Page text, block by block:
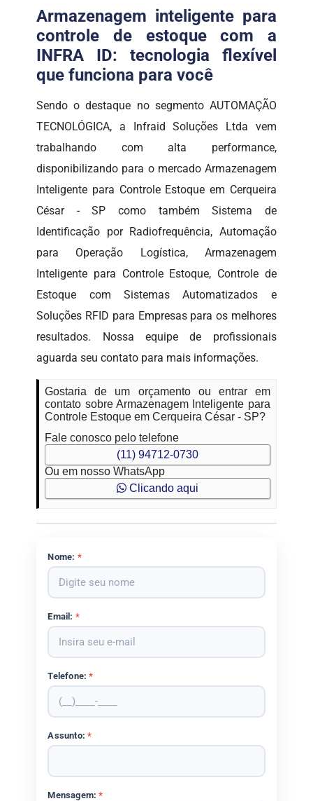
Armazenagem inteligente para
controle de estoque com a
INFRA ID: tecnologia flexível
que funciona para você
Sendo o destaque no segmento AUTOMAÇÃO
TECNOLÓGICA, a Infraid Soluções Ltda vem
trabalhando com alta performance,
disponibilizando para o mercado Armazenagem
Inteligente para Controle Estoque em Cerqueira
César - SP como também Sistema de
Identificação por Radiofrequência, Automação
para Operação Logística, Armazenagem
Inteligente para Controle Estoque, Controle de
Estoque com Sistemas Automatizados e
Soluções RFID para Empresas para os melhores
resultados. Nossa equipe de profissionais
aguarda seu contato para mais informações.
Gostaria de um orçamento ou entrar em
contato sobre Armazenagem Inteligente para
Controle Estoque em Cerqueira César - SP?
Fale conosco pelo telefone
(11) 94712-0730
Ou em nosso WhatsApp
Clicando aqui
Nome: *
Email: *
Telefone:*
Assunto:*
Mensagem:*